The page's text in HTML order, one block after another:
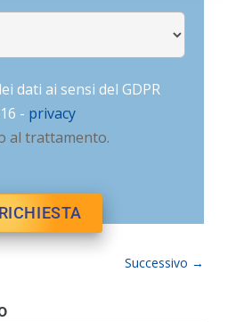
dati ai sensi del GDPR
- privacy
al trattamento.
Successivo →